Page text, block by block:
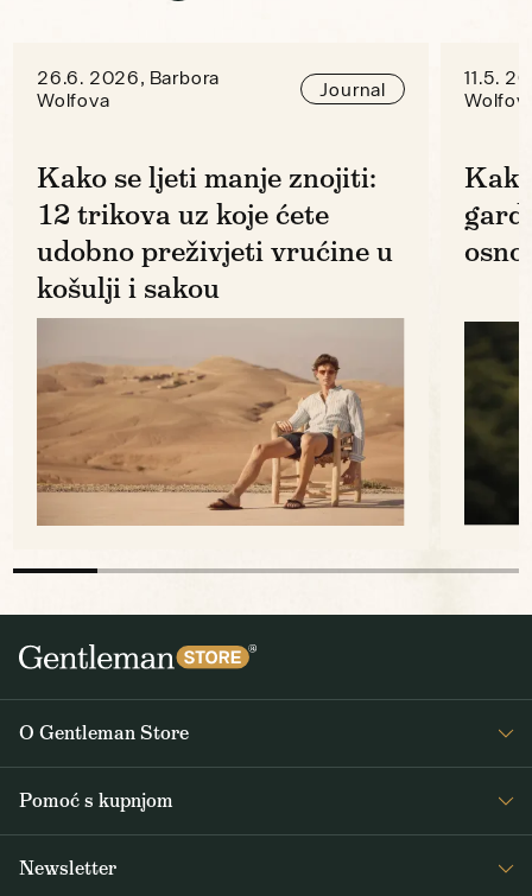
26.6. 2026, Barbora
Wolfova
Journal
Kako se ljeti manje znojiti:
12 trikova uz koje ćete
udobno preživjeti vrućine u
košulji i sakou
11.5.
O Gentleman Store
Pomoć s kupnjom
Newsletter